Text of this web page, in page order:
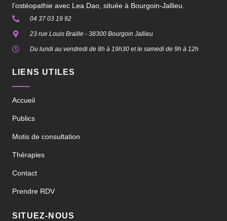
l’ostéopathie avec Lea Dao, située à Bourgoin-Jallieu.
04 37 03 19 92
23 rue Louis Braille - 38300 Bourgoin Jallieu
Du lundi au vendredi de 8h à 19h30 et le samedi de 9h à 12h
LIENS UTILES
Accueil
Publics
Motis de consultation
Thérapies
Contact
Prendre RDV
SITUEZ-NOUS